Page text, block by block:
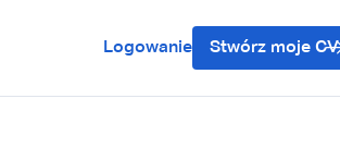
Logowanie Stwórz moje CV